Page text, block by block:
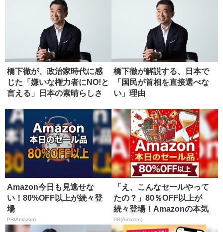
橋下徹が、政治家時代に感
じた「嫌いな権力者にNO!と
言える」日本の素晴らしさ
橋下徹が解説する、日本で
「国民が首相を直接選べな
い」理由
Amazon今日も見逃せな
い！80%OFF以上が続々登
場
PR(Amazon)
「え、こんなセールやって
たの？」80％OFF以上が
続々登場！Amazonの本気
が...
PR(Amazon)